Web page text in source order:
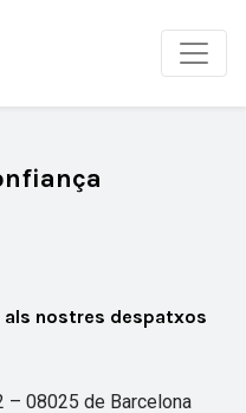
als nostres despatxos
– 08025 de Barcelona